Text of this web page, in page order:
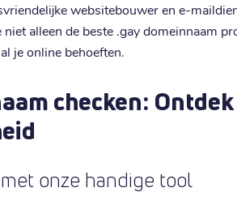
websitebouwer en e-
alleen de beste .gay domeinnaam
je online behoeften.
checken:
onze handige tool